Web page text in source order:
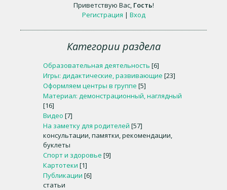
Приветствую Вас, Гость!
Регистрация | Вход
Категории раздела
Образовательная деятельность [6]
Игры: дидактические, развивающие [23]
Оформляем центры в группе [5]
Материал: демонстрационный, наглядный
[16]
Видео [7]
На заметку для родителей [57]
консультации, памятки, рекомендации,
буклеты
Спорт и здоровье [9]
Картотеки [1]
Публикации [6]
статьи